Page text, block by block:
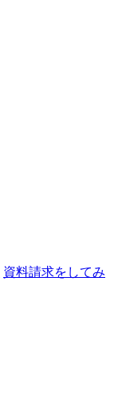
資料請求をしてみ